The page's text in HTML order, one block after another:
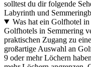
solltest du dir folgende
Labyrinth und
Was hat ein Golfhotel
Golfhotels in Semmering
praktischen Zugang zu
großartige Auswahl an
9 oder mehr Löchern